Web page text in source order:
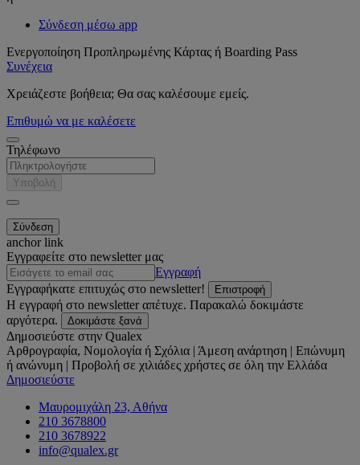
Σύνδεση μέσω app
Ενεργοποίηση Προπληρωμένης Κάρτας ή Boarding Pass
Συνέχεια
Χρειάζεστε βοήθεια; Θα σας καλέσουμε εμείς.
Επιθυμώ να με καλέσετε
Τηλέφωνο
Υποβολή
anchor link
Εγγραφείτε στο newsletter μας
Εγγραφή
Εγγραφήκατε επιτυχώς στο newsletter!
Επιστροφή
Η εγγραφή στο newsletter απέτυχε. Παρακαλώ δοκιμάστε
αργότερα.
Δοκιμάστε ξανά
Δημοσιεύστε στην Qualex
Αρθρογραφία, Νομολογία ή Σχόλια | Άμεση ανάρτηση | Επώνυμη
ή ανώνυμη | Προβολή σε χιλιάδες χρήστες σε όλη την Ελλάδα
Δημοσιεύστε
Μαυρομιχάλη 23, Αθήνα
210 3678800
210 3678922
info@qualex.gr